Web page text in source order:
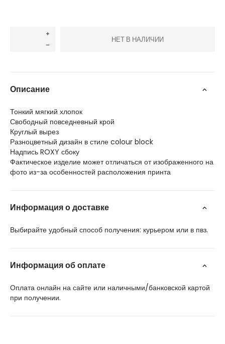
НЕТ В НАЛИЧИИ
Описание
Тонкий мягкий хлопок
Свободный повседневный крой
Круглый вырез
Разноцветный дизайн в стиле colour block
Надпись ROXY сбоку
Фактическое изделие может отличаться от изображенного на
фото из-за особенностей расположения принта
Информация о доставке
Выбирайте удобный способ получения: курьером или в пвз.
Информация об оплате
Оплата онлайн на сайте или наличными/банковской картой
при получении.